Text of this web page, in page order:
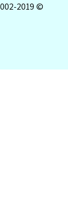
© 2002-2019 כל הזכויות שמורות לפסיכולוגיה עברית